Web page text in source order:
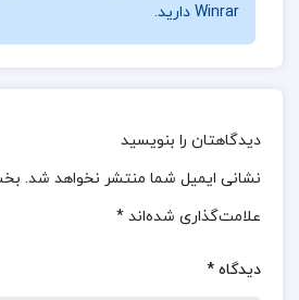
خاطراتی از کودکی‌اش دارد؛ از
زیرزمین خانه که مادرش
نادیده گرفته است.
موضوع کتاب پرنده ی من فریبا
کمونیست است. من کشور چین را
کنم باید جایی مثل محلة ما باشد.
چین هیچ حیوانی دیده نمی شود.
Winrar دارید.
دیدگاهتان را بنویسید
نشانی ایمیل شما منتشر نخواهد شد.
علامت‌گذاری شده‌اند *
دیدگاه *